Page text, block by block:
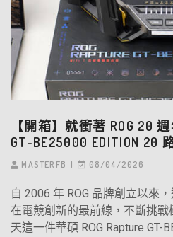
【開箱】就衝著 ROG 20
GT-BE25000 EDITION 20
MASTERFB 08/04/2026
自 2006 年 ROG 品牌創立以來
在電競創新的最前線，不斷挑
天這一件華碩 ROG Rapture GT-